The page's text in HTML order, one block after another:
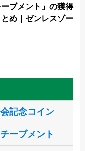
ーブメント」の獲得
め｜ゼンレスゾー
記念コイン
ーブメント